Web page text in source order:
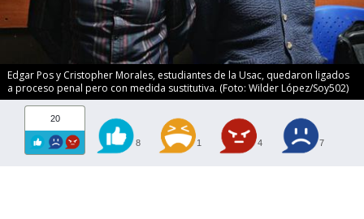
Edgar Pos y Cristopher Morales, estudiantes de la Usac, quedaron ligados
a proceso penal pero con medida sustitutiva. (Foto: Wilder López/Soy502)
20
8 1 4 7